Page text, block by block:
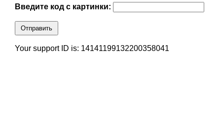
Введите код с картинки:
Отправить
Your support ID is: 14141199132200358041